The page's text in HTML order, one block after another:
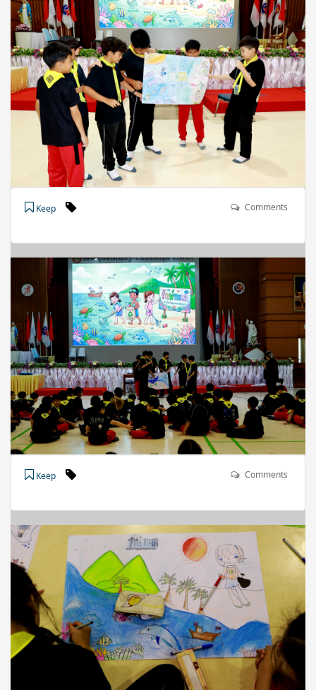
Keep Comments
Keep Comments